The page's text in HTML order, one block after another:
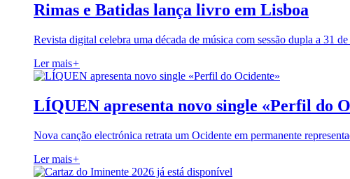
Rimas e Batidas lança livro em Lisboa
Revista digital celebra uma década de música com sessão dupla a 31 de
Ler mais+
LÍQUEN apresenta novo single «Perfil do
Nova canção electrónica retrata um Ocidente em permanente
Ler mais+